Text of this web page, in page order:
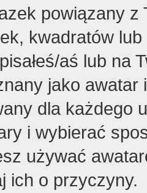
powiązany z
kwadratów
aś lub na
jako
dla każdego
i wybierać
używać
ich o przyczyny.